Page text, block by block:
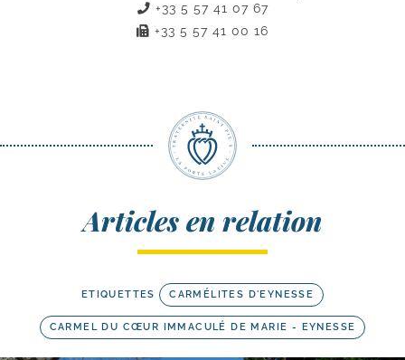
+33 5 57 41 07 67
+33 5 57 41 00 16
Articles en relation
ETIQUETTES CARMÉLITES D'EYNESSE
CARMEL DU CŒUR IMMACULÉ DE MARIE - EYNESSE